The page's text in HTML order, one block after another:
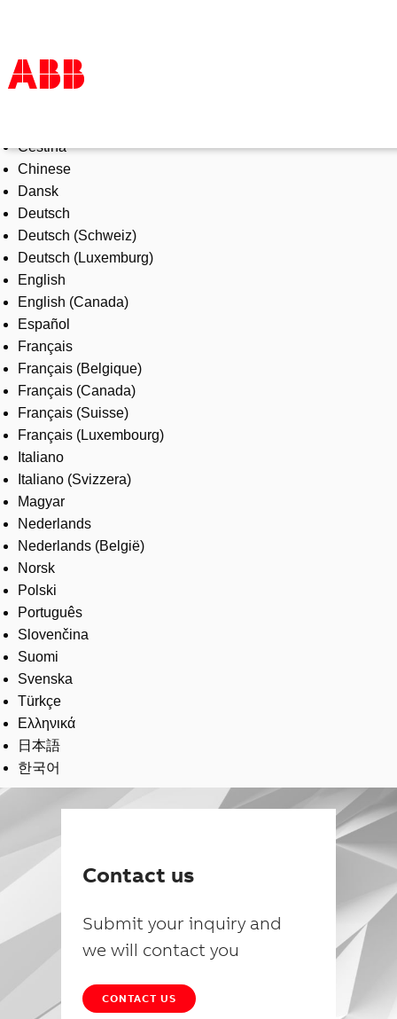
Products & Solutions
Industries
Services
About us
Where to buy
Contact us
Careers
Čeština
Chinese
Dansk
Deutsch
Deutsch (Schweiz)
Deutsch (Luxemburg)
English
English (Canada)
Español
Français
Français (Belgique)
Français (Canada)
Français (Suisse)
Français (Luxembourg)
Italiano
Italiano (Svizzera)
Magyar
Nederlands
Nederlands (België)
Norsk
Polski
Português
Slovenčina
Suomi
Svenska
Türkçe
Ελληνικά
日本語
한국어
Contact us
Submit your inquiry and
we will contact you
CONTACT US